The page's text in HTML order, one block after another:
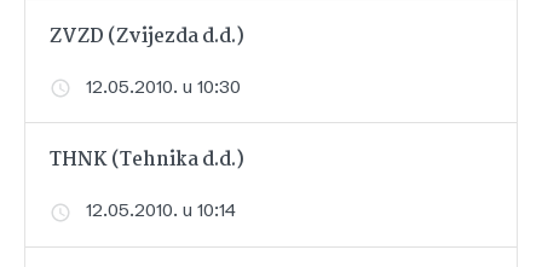
ZVZD (Zvijezda d.d.)
12.05.2010. u 10:30
THNK (Tehnika d.d.)
12.05.2010. u 10:14